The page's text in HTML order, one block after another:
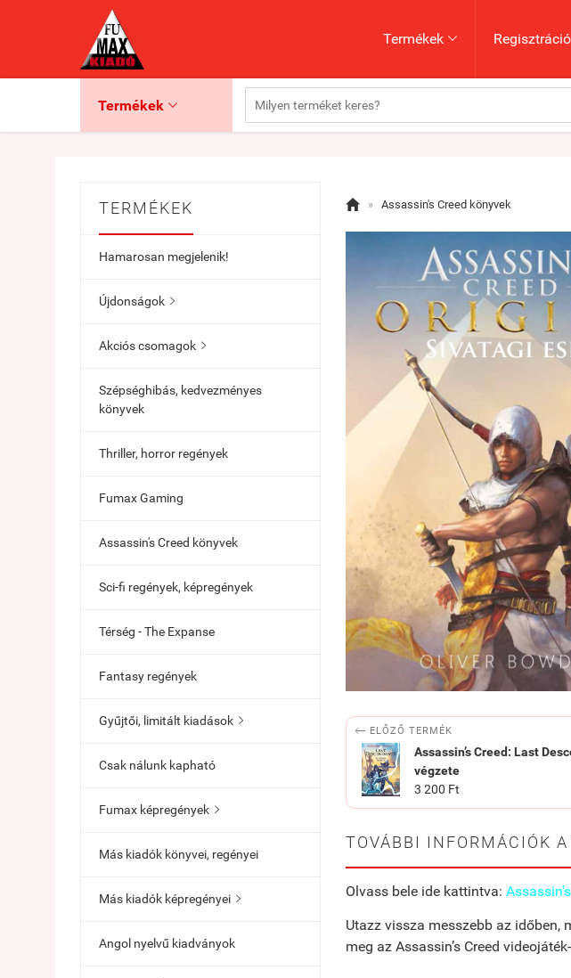
Termékek  Regisztráció
Termékek 
TERMÉKEK
Hamarosan megjelenik!
Újdonságok 
Akciós csomagok 
Szépséghibás, kedvezményes
könyvek
Thriller, horror regények
Fumax Gaming
Assassin's Creed könyvek
Sci-fi regények, képregények
Térség - The Expanse
Fantasy regények
Gyűjtői, limitált kiadások 
Csak nálunk kapható
Fumax képregények 
Más kiadók könyvei, regényei
Más kiadók képregényei 
Angol nyelvű kiadványok
 » Assassin's Creed könyvek
 ELŐZŐ TERMÉK
Assassin’s Creed: Last
végzete
3 200 Ft
TOVÁBBI INFORMÁCIÓK A
Olvass bele ide kattintva:
Utazz vissza messzebb az
meg az Assassin’s Creed